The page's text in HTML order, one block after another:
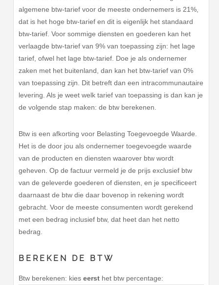
algemene btw-tarief voor de meeste ondernemers is 21%,
dat is het hoge btw-tarief en dit is eigenlijk het standaard
btw-tarief. Voor sommige diensten en goederen kan het
verlaagde btw-tarief van 9% van toepassing zijn: het lage
tarief, ofwel het lage btw-tarief. Doe je als ondernemer
zaken met het buitenland, dan kan het btw-tarief van 0%
van toepassing zijn. Dit betreft dan een intracommunautaire
levering. Als je weet welk tarief van toepassing is dan kan je
de volgende stap maken: de btw berekenen.
Btw is een afkorting voor Belasting Toegevoegde Waarde.
Het is de door jou als ondernemer toegevoegde waarde
van de producten en diensten waarover btw wordt
geheven. Op de factuur vermeld je de prijs exclusief btw
van de geleverde goederen of diensten, en je specificeert
daarnaast de btw die daar bovenop in rekening wordt
gebracht. Voor de meeste consumenten wordt gerekend
met een bedrag inclusief btw, dat heet dan het netto
bedrag.
BEREKEN DE BTW
Btw berekenen: kieseerst het btw percentage: